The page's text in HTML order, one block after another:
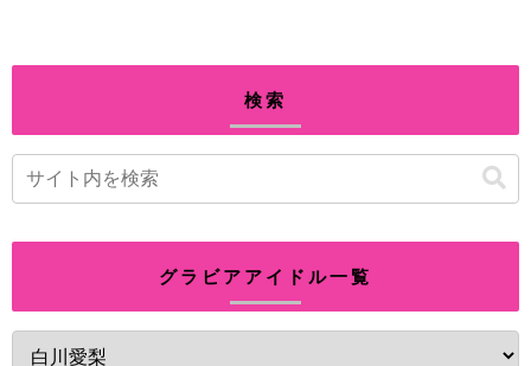
検索
グラビアアイドル一覧